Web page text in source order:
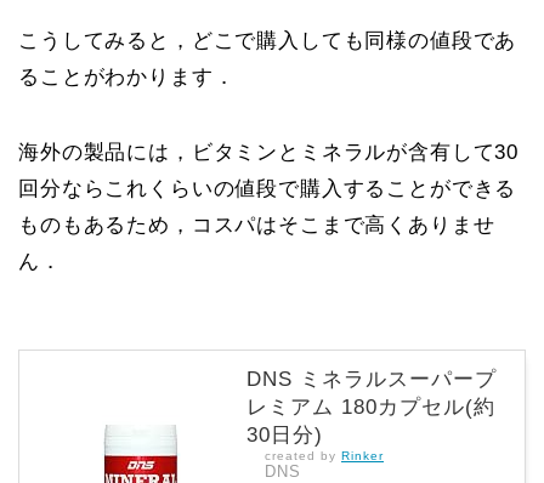
こうしてみると，どこで購入しても同様の値段であ
ることがわかります．
海外の製品には，ビタミンとミネラルが含有して30
回分ならこれくらいの値段で購入することができる
ものもあるため，コスパはそこまで高くありませ
ん．
DNS ミネラルスーパープ
レミアム 180カプセル(約
30日分)
created by Rinker
DNS